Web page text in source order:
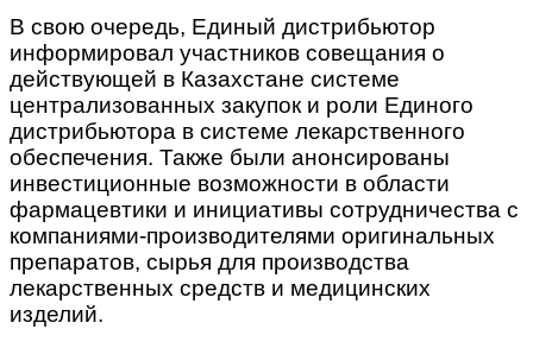
В свою очередь, Единый дистрибьютор
информировал участников совещания о
действующей в Казахстане системе
централизованных закупок и роли Единого
дистрибьютора в системе лекарственного
обеспечения. Также были анонсированы
инвестиционные возможности в области
фармацевтики и инициативы сотрудничества с
компаниями-производителями оригинальных
препаратов, сырья для производства
лекарственных средств и медицинских
изделий.